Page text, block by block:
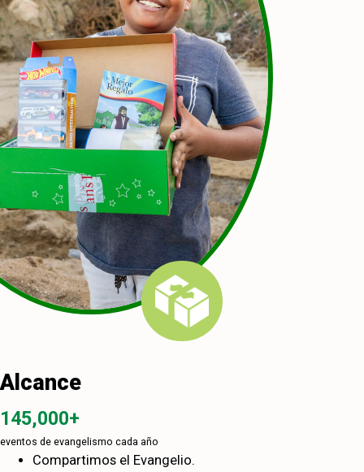
Alcance
145,000+
eventos de evangelismo cada año
Compartimos el Evangelio.